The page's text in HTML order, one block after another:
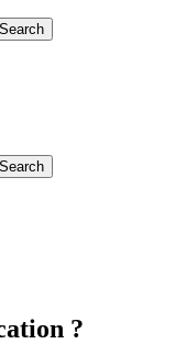
Search
Search
?